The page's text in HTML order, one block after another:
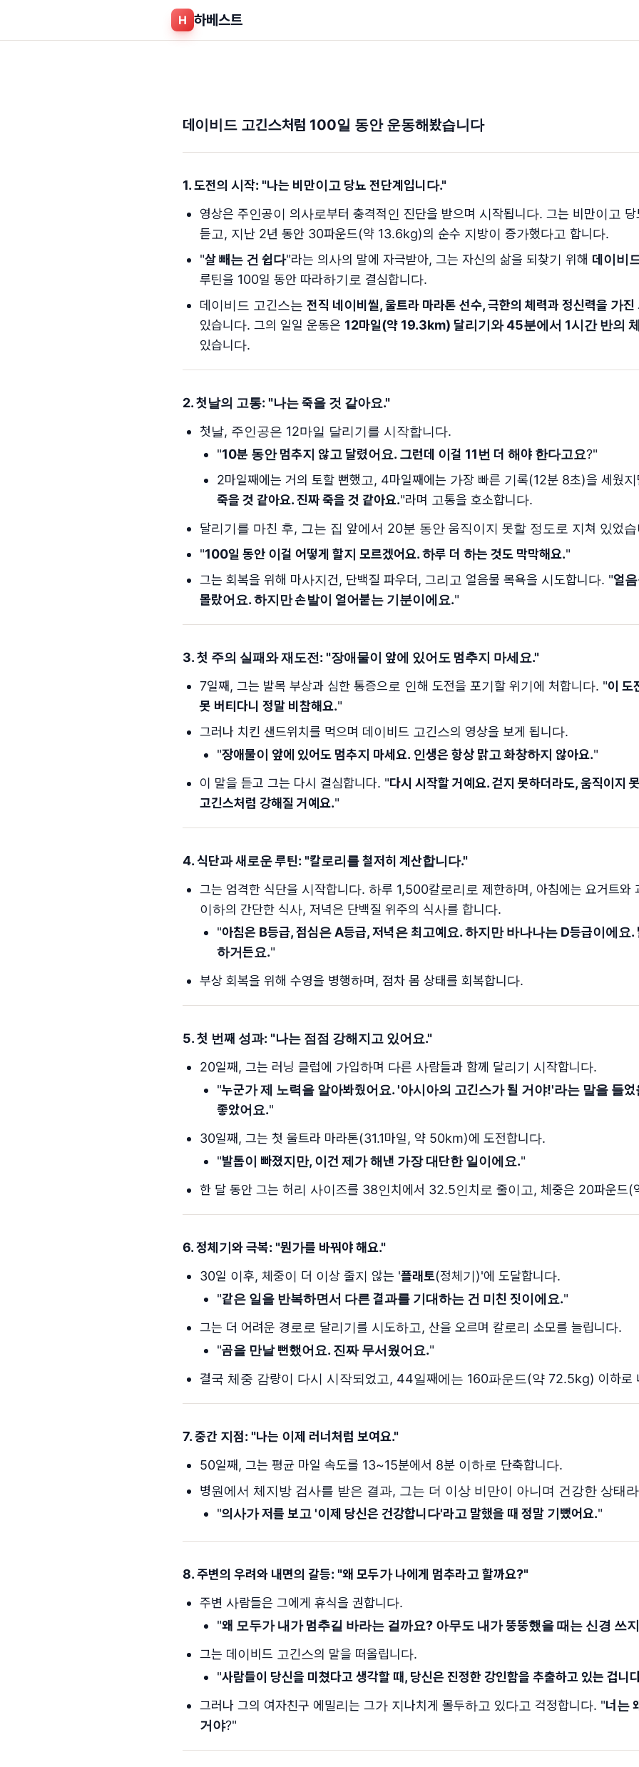
H 하베스트
데이비드 고긴스처럼 100일 동안 운동해봤습니다
1. 도전의 시작: "나는 비만이고 당뇨 전단계입니다."
영상은 주인공이 의사로부터 충격적인 진단을 받으며 시작됩니다. 그는 비만이고 당
듣고, 지난 2년 동안 30파운드(약 13.6kg)의 순수 지방이 증가했다고 합니다.
"살 빼는 건 쉽다"라는 의사의 말에 자극받아, 그는 자신의 삶을 되찾기 위해 데이비
루틴을 100일 동안 따라하기로 결심합니다.
데이비드 고긴스는 전직 네이비씰, 울트라 마라톤 선수, 극한의 체력과 정신력을 가진
있습니다. 그의 일일 운동은 12마일(약 19.3km) 달리기와 45분에서 1시간 반의
있습니다.
2. 첫날의 고통: "나는 죽을 것 같아요."
첫날, 주인공은 12마일 달리기를 시작합니다.
"10분 동안 멈추지 않고 달렸어요. 그런데 이걸 11번 더 해야 한다고요?"
2마일째에는 거의 토할 뻔했고, 4마일째에는 가장 빠른 기록(12분 8초)을 세웠
죽을 것 같아요. 진짜 죽을 것 같아요."라며 고통을 호소합니다.
달리기를 마친 후, 그는 집 앞에서 20분 동안 움직이지 못할 정도로 지쳐 있었
"100일 동안 이걸 어떻게 할지 모르겠어요. 하루 더 하는 것도 막막해요."
그는 회복을 위해 마사지건, 단백질 파우더, 그리고 얼음물 목욕을 시도합니다. "얼
몰랐어요. 하지만 손발이 얼어붙는 기분이에요."
3. 첫 주의 실패와 재도전: "장애물이 앞에 있어도 멈추지 마세요."
7일째, 그는 발목 부상과 심한 통증으로 인해 도전을 포기할 위기에 처합니다. "이 도
못 버티다니 정말 비참해요."
그러나 치킨 샌드위치를 먹으며 데이비드 고긴스의 영상을 보게 됩니다.
"장애물이 앞에 있어도 멈추지 마세요. 인생은 항상 맑고 화창하지 않아요."
이 말을 듣고 그는 다시 결심합니다. "다시 시작할 거예요. 걷지 못하더라도, 움직이지
고긴스처럼 강해질 거예요."
4. 식단과 새로운 루틴: "칼로리를 철저히 계산합니다."
그는 엄격한 식단을 시작합니다. 하루 1,500칼로리로 제한하며, 아침에는 요거트와
이하의 간단한 식사, 저녁은 단백질 위주의 식사를 합니다.
"아침은 B등급, 점심은 A등급, 저녁은 최고예요. 하지만 바나나는 D등급이에요
하거든요."
부상 회복을 위해 수영을 병행하며, 점차 몸 상태를 회복합니다.
5. 첫 번째 성과: "나는 점점 강해지고 있어요."
20일째, 그는 러닝 클럽에 가입하며 다른 사람들과 함께 달리기 시작합니다.
"누군가 제 노력을 알아봐줬어요. '아시아의 고긴스가 될 거야!'라는 말을 들었
좋았어요."
30일째, 그는 첫 울트라 마라톤(31.1마일, 약 50km)에 도전합니다.
"발톱이 빠졌지만, 이건 제가 해낸 가장 대단한 일이에요."
한 달 동안 그는 허리 사이즈를 38인치에서 32.5인치로 줄이고, 체중은 20파운드
6. 정체기와 극복: "뭔가를 바꿔야 해요."
30일 이후, 체중이 더 이상 줄지 않는 '플래토(정체기)'에 도달합니다.
"같은 일을 반복하면서 다른 결과를 기대하는 건 미친 짓이에요."
그는 더 어려운 경로로 달리기를 시도하고, 산을 오르며 칼로리 소모를 늘립니다.
"곰을 만날 뻔했어요. 진짜 무서웠어요."
결국 체중 감량이 다시 시작되었고, 44일째에는 160파운드(약 72.5kg) 이하로
7. 중간 지점: "나는 이제 러너처럼 보여요."
50일째, 그는 평균 마일 속도를 13~15분에서 8분 이하로 단축합니다.
병원에서 체지방 검사를 받은 결과, 그는 더 이상 비만이 아니며 건강한 상태
"의사가 저를 보고 '이제 당신은 건강합니다'라고 말했을 때 정말 기뻤어요."
8. 주변의 우려와 내면의 갈등: "왜 모두가 나에게 멈추라고 할까요?"
주변 사람들은 그에게 휴식을 권합니다.
"왜 모두가 내가 멈추길 바라는 걸까요? 아무도 내가 뚱뚱했을 때는 신경 쓰
그는 데이비드 고긴스의 말을 떠올립니다.
"사람들이 당신을 미쳤다고 생각할 때, 당신은 진정한 강인함을 추출하고 있는 겁니
그러나 그의 여자친구 에밀리는 그가 지나치게 몰두하고 있다고 걱정합니다. "너는
거야?"